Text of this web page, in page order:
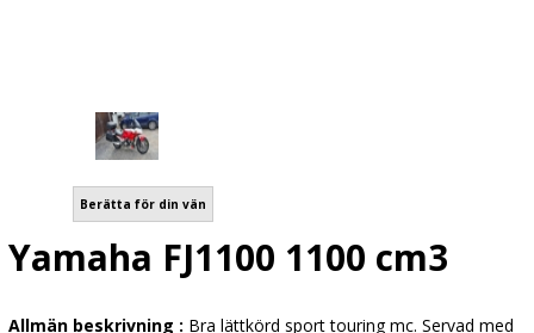
Berätta för din vän
Yamaha FJ1100 1100 cm3
Allmän beskrivning : Bra lättkörd sport touring mc. Servad med